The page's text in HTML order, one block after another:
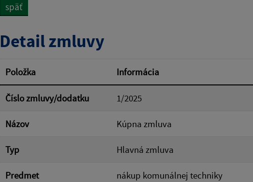
Suma od:
späť
Detail zmluvy
Položka Informácia
Číslo zmluvy/dodatku 1/2025
Názov Kúpna zmluva
Typ Hlavná zmluva
Predmet nákup komunálnej techniky